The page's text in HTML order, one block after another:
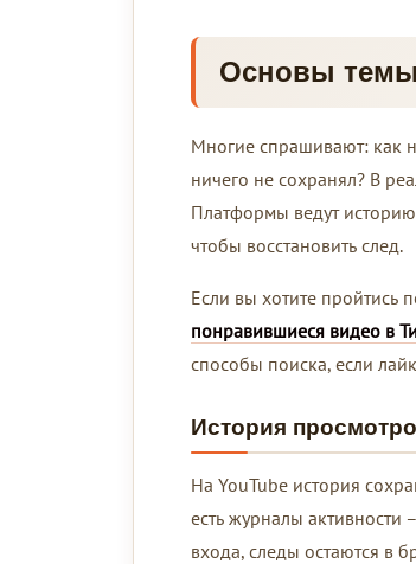
Основы
Многие спрашивают: как
ничего не сохранял? В
Платформы ведут
чтобы восстановить след.
Если вы хотите пройтись
понравившиеся видео в
способы поиска, если
История
На YouTube история
есть журналы
входа, следы остаются в